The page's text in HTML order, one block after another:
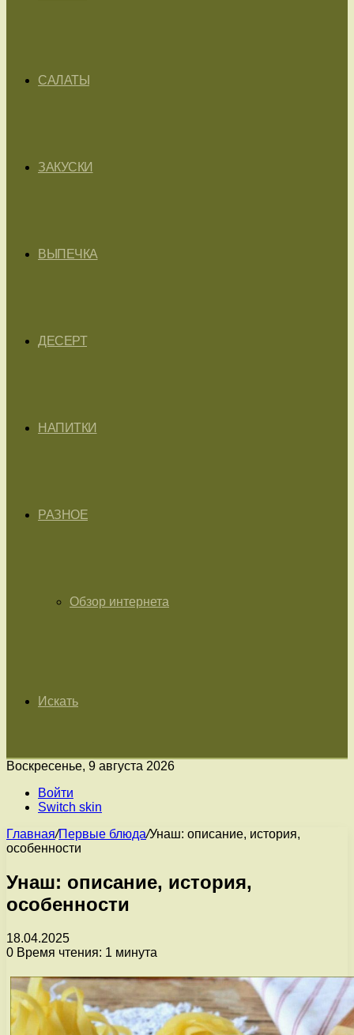
САЛАТЫ
ЗАКУСКИ
ВЫПЕЧКА
ДЕСЕРТ
НАПИТКИ
РАЗНОЕ
Обзор интернета
Искать
Воскресенье, 9 августа 2026
Войти
Switch skin
Главная/Первые блюда/Унаш: описание, история,
особенности
Унаш: описание, история,
особенности
18.04.2025
0 Время чтения: 1 минута